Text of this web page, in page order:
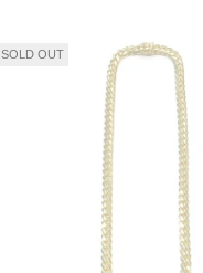
SOLD OUT